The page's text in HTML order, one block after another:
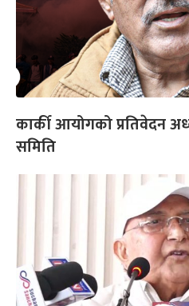
कार्की आयोगको प्रतिवेदन
समिति